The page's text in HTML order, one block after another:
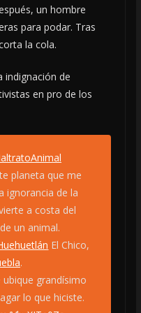
un hombre
para podar. Tras
la cola.
indignación de
en pro de los
planeta que me
ignorancia de la
a costa del
un animal.
El Chico,
.
grandísimo
lo que hiciste.